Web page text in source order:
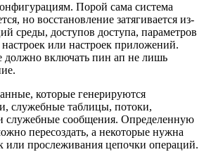
Порой сама система
но восстановление затягивается из-
среды, доступов доступа, параметров
или настроек приложений.
должно включать пин ап не лишь
которые генерируются
служебные таблицы, потоки,
служебные сообщения. Определенную
пересоздать, а некоторые нужна
или прослеживания цепочки операций.